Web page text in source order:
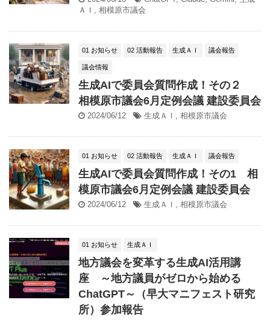
ＡＩ , 相模原市議会
01 お知らせ 02 活動報告 生成ＡＩ 議会報告
議会情報
生成AIで委員会質問作成！その２
相模原市議会6月定例会議 建設委員会
2024/06/12 生成ＡＩ , 相模原市議会
01 お知らせ 02 活動報告 生成ＡＩ 議会報告
生成AIで委員会質問作成！その1 相
模原市議会6月定例会議 建設委員会
2024/06/12 生成ＡＩ , 相模原市議会
01 お知らせ 生成ＡＩ
地方議会を変革する生成AI活用講
座 ～地方議員がゼロから始める
ChatGPT～（早大マニフェスト研究
所）参加報告